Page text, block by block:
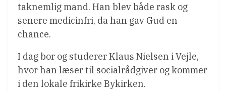
taknemlig mand. Han blev både rask og
senere medicinfri, da han gav Gud en
chance.
I dag bor og studerer Klaus Nielsen i Vejle,
hvor han læser til socialrådgiver og kommer
i den lokale frikirke Bykirken.